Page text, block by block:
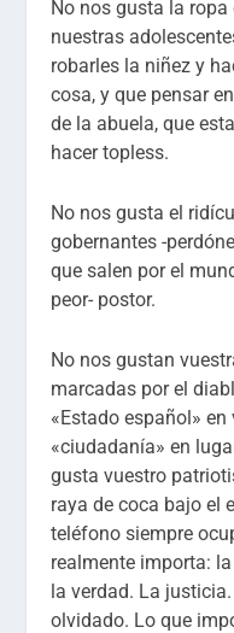
No nos gusta la
nuestras
robarles la niñez y
cosa, y que pensar
de la abuela, que
hacer topless.
No nos gusta el
gobernantes -
que salen por el
peor- postor.
No nos gustan
marcadas por el
«Estado español»
«ciudadanía» en
gusta vuestro
raya de coca bajo el
teléfono siempre
realmente importa:
la verdad. La
olvidado. Lo que